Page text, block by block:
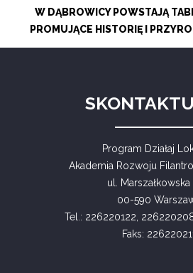
W DĄBROWICY POWSTAJĄ
PROMUJĄCE HISTORIĘ I
Program Działaj
Akademia Rozwoju
ul.
00-590
Tel.: 226220122,
Faks: